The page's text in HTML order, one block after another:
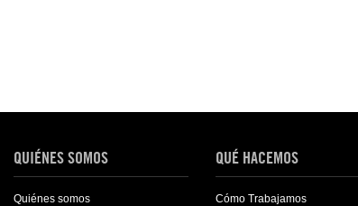
QUIÉNES SOMOS
Quiénes somos
QUÉ HACEMOS
Cómo Trabajamos